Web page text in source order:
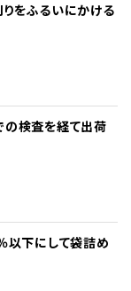
りをふるいにかける
の検査を経て出荷
以下にして袋詰め